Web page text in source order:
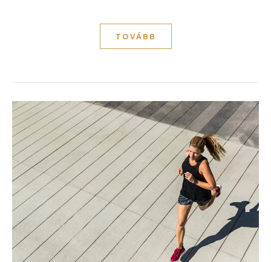
TOVÁBB